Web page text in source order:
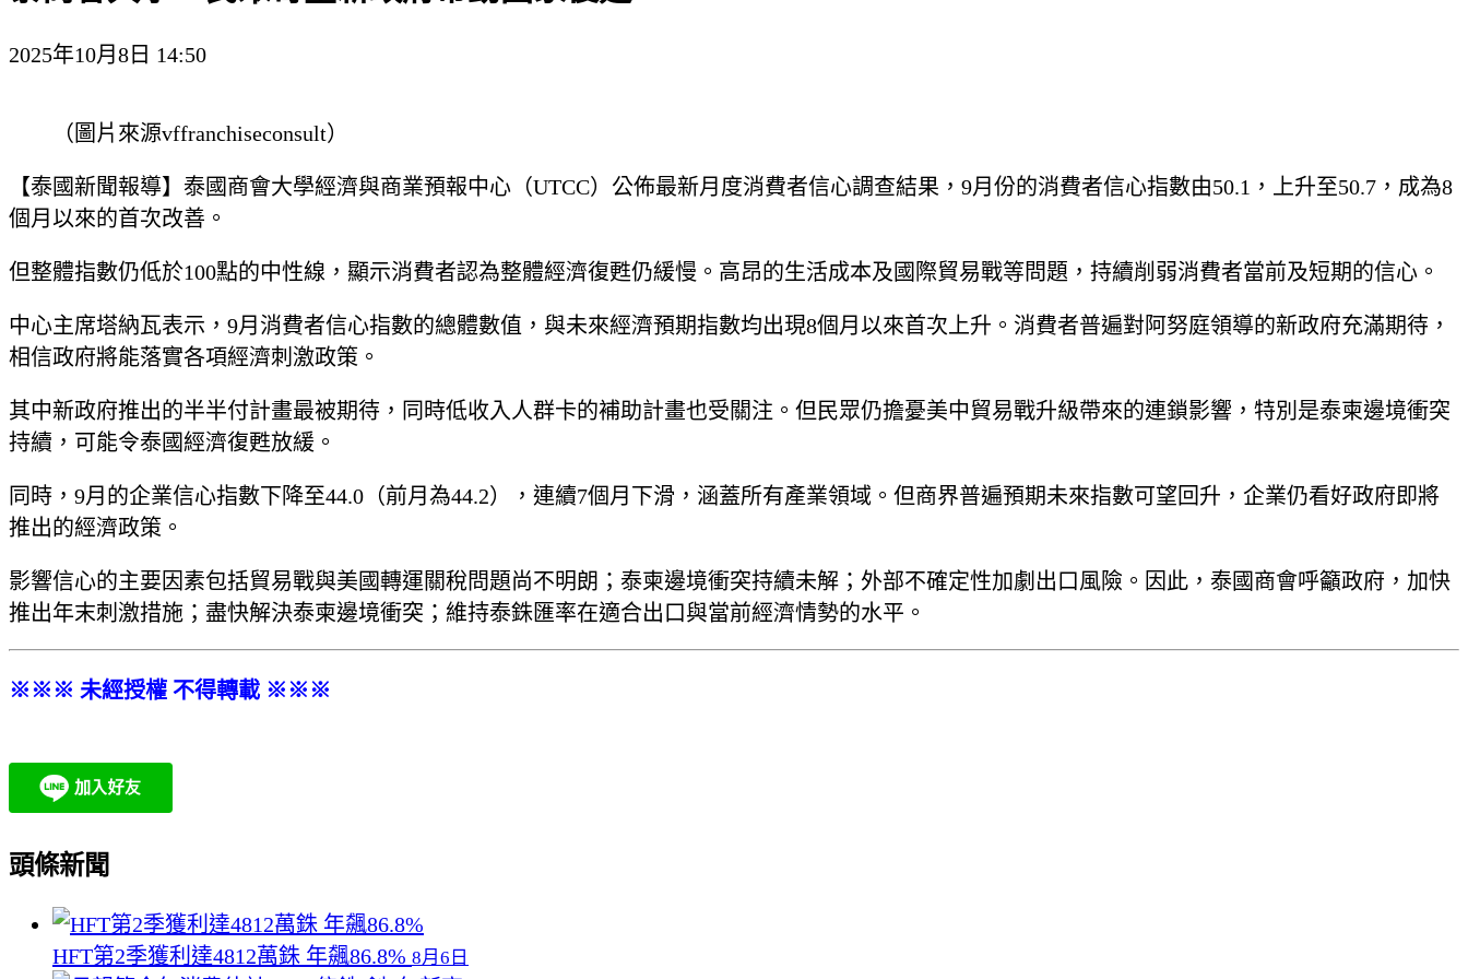
2025年10月8日 14:50
（圖片來源vffranchiseconsult）
【泰國新聞報導】泰國商會大學經濟與商業預報中心（UTCC）公佈最新月度消費者信心調查結果，9月份的消費者信心指數由50.1，上升至50.7，成為8
個月以來的首次改善。
但整體指數仍低於100點的中性線，顯示消費者認為整體經濟復甦仍緩慢。高昂的生活成本及國際貿易戰等問題，持續削弱消費者當前及短期的信心。
中心主席塔納瓦表示，9月消費者信心指數的總體數值，與未來經濟預期指數均出現8個月以來首次上升。消費者普遍對阿努庭領導的新政府充滿期待，
相信政府將能落實各項經濟刺激政策。
其中新政府推出的半半付計畫最被期待，同時低收入人群卡的補助計畫也受關注。但民眾仍擔憂美中貿易戰升級帶來的連鎖影響，特別是泰柬邊境衝突
持續，可能令泰國經濟復甦放緩。
同時，9月的企業信心指數下降至44.0（前月為44.2），連續7個月下滑，涵蓋所有產業領域。但商界普遍預期未來指數可望回升，企業仍看好政府即將
推出的經濟政策。
影響信心的主要因素包括貿易戰與美國轉運關稅問題尚不明朗；泰柬邊境衝突持續未解；外部不確定性加劇出口風險。因此，泰國商會呼籲政府，加快
推出年末刺激措施；盡快解決泰柬邊境衝突；維持泰銖匯率在適合出口與當前經濟情勢的水平。
※※※ 未經授權 不得轉載 ※※※
頭條新聞
HFT第2季獲利達4812萬銖 年飆86.8% 8月6日